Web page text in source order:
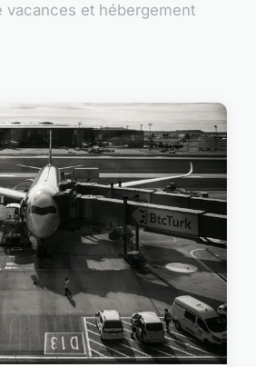
vacances et hébergement